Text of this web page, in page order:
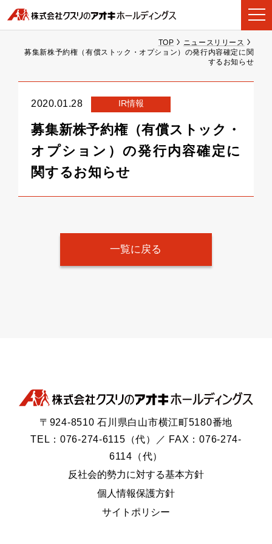
TOP
ニュースリリース
募集新株予約権（有償ストック・オプション）の発行内容確定に関
するお知らせ
2020.01.28 IR情報
募集新株予約権（有償ストック・
オプション）の発行内容確定に
関するお知らせ
一覧に戻る
〒924-8510 石川県白山市横江町5180番地
TEL：076-274-6115（代）／ FAX：076-274-
6114（代）
反社会的勢力に対する基本方針
個人情報保護方針
サイトポリシー